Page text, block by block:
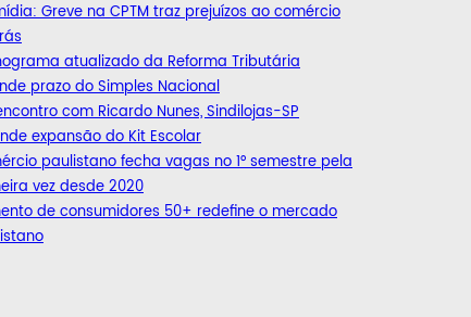
Greve na CPTM traz prejuízos ao comércio
atualizado da Reforma Tributária
prazo do Simples Nacional
com Ricardo Nunes, Sindilojas-SP
expansão do Kit Escolar
paulistano fecha vagas no 1° semestre pela
vez desde 2020
de consumidores 50+ redefine o mercado